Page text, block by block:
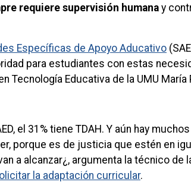
requiere supervisión humana y
Específicas de Apoyo Aducativo
para estudiantes con estas
Educativa de la UMU María
el 31% tiene TDAH. Y aún hay
porque es de justicia que estén en
a alcanzar¿, argumenta la técnico de
la adaptación curricular.